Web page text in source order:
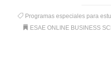
Programas especiales para
ESAE ONLINE BUSINESS